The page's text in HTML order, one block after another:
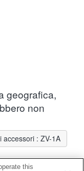
geografica,
non
accessori : ZV-1A
this